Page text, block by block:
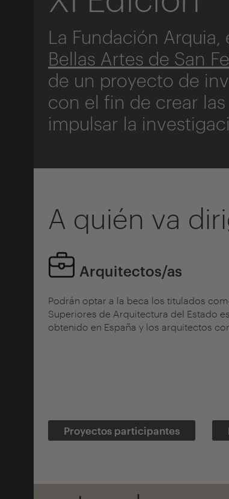
La Fundación
Bellas Artes de San
de un proyecto de
con el fin de crear
impulsar la
A quién va
Arquitectos/as
Podrán optar a la beca los titulados
Superiores de Arquitectura del Estado
obtenido en España y los arquitectos
Proyectos participantes